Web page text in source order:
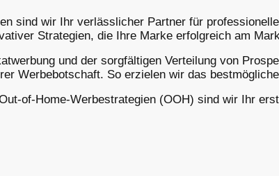
sind wir Ihr verlässlicher Partner für
Strategien, die Ihre Marke erfolgreich am
und der sorgfältigen Verteilung von
Werbebotschaft. So erzielen wir das
of-Home-Werbestrategien (OOH) sind wir Ihr